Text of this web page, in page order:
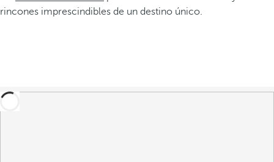
rincones imprescindibles de un destino único.